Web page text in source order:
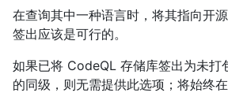
在查询其中一种语言时，将其指向开
签出应该是可行的。
如果已将 CodeQL 存储库签出为未打
的同级，则无需提供此选项；将始终